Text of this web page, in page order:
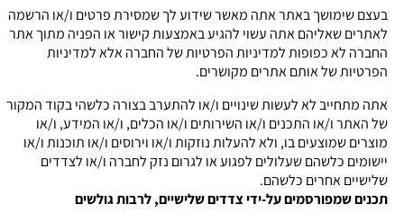
בעצם שימושך באתר אתה מאשר שידוע לך שמסירת פרטים ו/או הרשמה
לאתרים שאליהם אתה עשוי להגיע באמצעות קישור או הפניה מתוך אתר
החברה לא כפופות למדיניות הפרטיות של החברה אלא למדיניות
הפרטיות של אותם אתרים מקושרים.
אתה מתחייב לא לעשות שינויים ו/או להתערב בצורה כלשהי בקוד המקור
של האתר ו/או התכנים ו/או השירותים ו/או הכלים, ו/או המידע, ו/או
מוצרים שמוצעים בו, ולא להעלות נוזקות ו/או וירוסים ו/או תוכנות ו/או
יישומים כלשהם שעלולים לפגוע או לגרום נזק לחברה ו/או לצדדים
שלישיים אחרים כלשהם.
תכנים שמפורסמים על-ידי צדדים שלישיים, לרבות גולשים